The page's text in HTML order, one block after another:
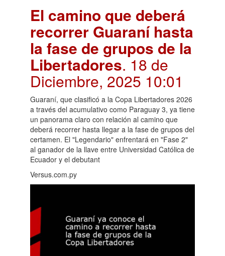
El camino que deberá
recorrer Guaraní hasta
la fase de grupos de la
Libertadores. 18 de
Diciembre, 2025 10:01
Guaraní, que clasificó a la Copa Libertadores 2026
a través del acumulativo como Paraguay 3, ya tiene
un panorama claro con relación al camino que
deberá recorrer hasta llegar a la fase de grupos del
certamen. El "Legendario" enfrentará en "Fase 2"
al ganador de la llave entre Universidad Católica de
Ecuador y el debutant
Versus.com.py